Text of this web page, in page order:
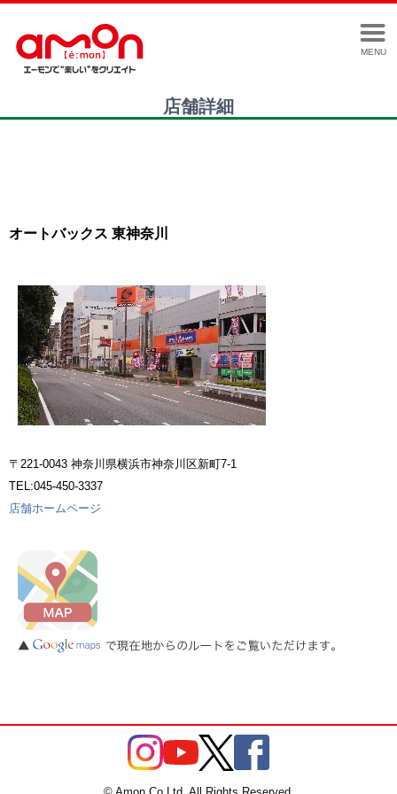
MENU
店舗詳細
オートバックス 東神奈川
〒221-0043 神奈川県横浜市神奈川区新町7-1
TEL:045-450-3337
店舗ホームページ